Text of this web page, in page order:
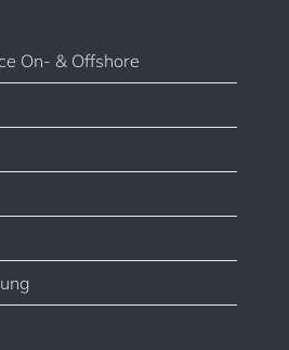
On- & Offshore